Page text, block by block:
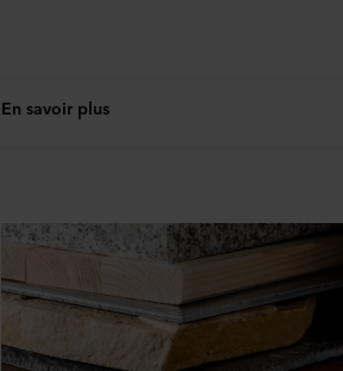
En savoir plus